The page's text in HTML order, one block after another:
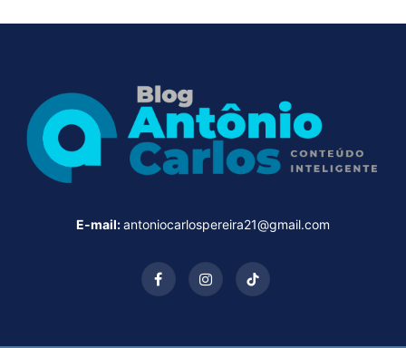
E-mail:antoniocarlospereira21@gmail.com
FacebookInstagramTikTok